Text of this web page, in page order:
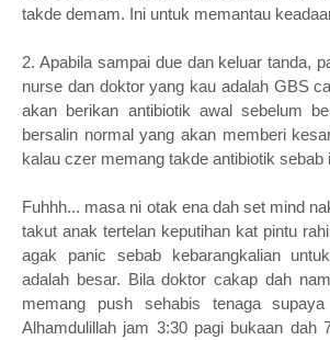
takde demam. Ini untuk memantau
2. Apabila sampai due dan keluar tanda,
nurse dan doktor yang kau adalah GBS
akan berikan antibiotik awal sebelum
bersalin normal yang akan memberi
kalau czer memang takde antibiotik sebab
Fuhhh... masa ni otak ena dah set mind
takut anak tertelan keputihan kat pintu
agak panic sebab kebarangkalian
adalah besar. Bila doktor cakap dah
memang push sehabis tenaga
Alhamdulillah jam 3:30 pagi bukaan dah